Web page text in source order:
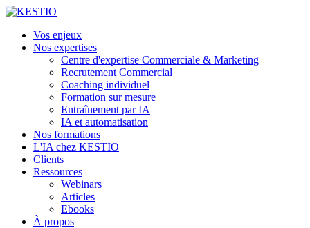
Vos enjeux
Nos expertises
Centre d'expertise Commerciale & Marketing
Recrutement Commercial
Coaching individuel
Formation sur mesure
Entraînement par IA
IA et automatisation
Nos formations
L'IA chez KESTIO
Clients
Ressources
Webinars
Articles
Ebooks
À propos